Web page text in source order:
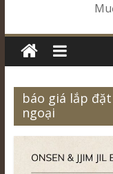
báo giá lắp
ngoại